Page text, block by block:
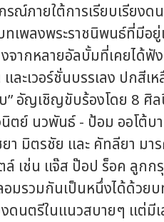
ณ์ภายใต้การเรียบเรียง
ทเพลงพระราชนิพนธ์ที่มีอ
จากหลายอัลบั้มที่เคยได้
ละเวอร์ชั่นบรรเลง ปกสีเห
ญเชิญขับร้องโดย 8 ศิล
ตย์ นวพันธ์ - ป้อม ออโต้
า มิตรชัย และ คัทลียา ม
ล์ เช่น แจ๊ส ป๊อป ร็อค ลู
มรวมกันเป็นหนึ่งได้ด้วย
ดนตรีในแนวสบายๆ แต่